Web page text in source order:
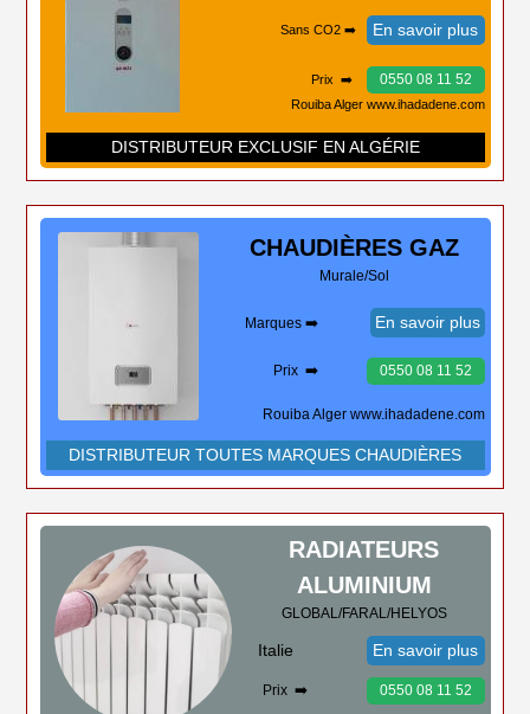
Sans CO2 ➡️ En savoir plus
Prix ➡️ 0550 08 11 52
Rouiba Alger www.ihadadene.com
DISTRIBUTEUR EXCLUSIF EN ALGÉRIE
CHAUDIÈRES GAZ
Murale/Sol
Marques ➡️ En savoir plus
Prix ➡️ 0550 08 11 52
Rouiba Alger www.ihadadene.com
DISTRIBUTEUR TOUTES MARQUES CHAUDIÈRES
RADIATEURS
ALUMINIUM
GLOBAL/FARAL/HELYOS
Italie En savoir plus
Prix ➡️ 0550 08 11 52